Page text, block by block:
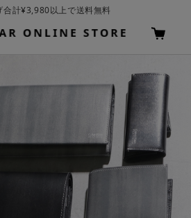
合計¥3,980以上で送料無料